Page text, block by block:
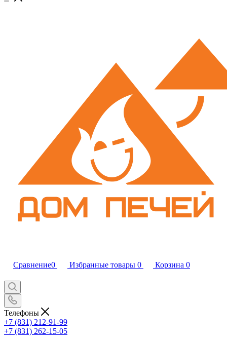
Сравнение0 Избранные товары 0 Корзина 0
Телефоны
+7 (831) 212-91-99
+7 (831) 262-15-05